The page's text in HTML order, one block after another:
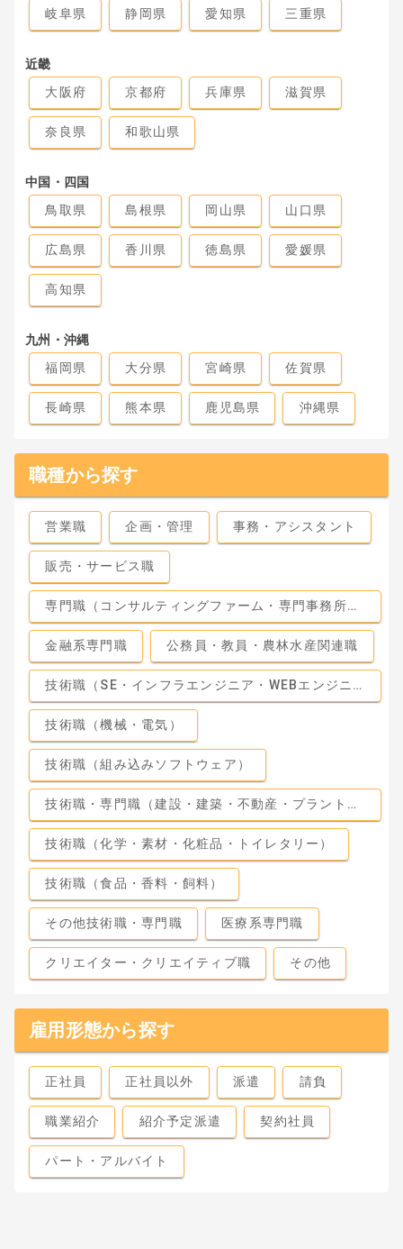
岐阜県
静岡県 愛知県 三重県
近畿
大阪府
京都府 兵庫県 滋賀県
奈良県 和歌山県
中国・四国
鳥取県
島根県 岡山県 山口県
広島県 香川県 徳島県 愛媛県
高知県
九州・沖縄
福岡県
大分県 宮崎県 佐賀県
長崎県 熊本県 鹿児島県 沖縄県
職種から探す
営業職 企画・管理 事務・アシスタント
販売・サービス職
専門職（コンサルティングファーム・専門事務所・監査法人）
金融系専門職 公務員・教員・農林水産関連職
技術職（SE・インフラエンジニア・WEBエンジニア）
技術職（機械・電気）
技術職（組み込みソフトウェア）
技術職・専門職（建設・建築・不動産・プラント・工場）
技術職（化学・素材・化粧品・トイレタリー）
技術職（食品・香料・飼料）
その他技術職・専門職 医療系専門職
クリエイター・クリエイティブ職 その他
雇用形態から探す
正社員 正社員以外 派遣 請負
職業紹介 紹介予定派遣 契約社員
パート・アルバイト